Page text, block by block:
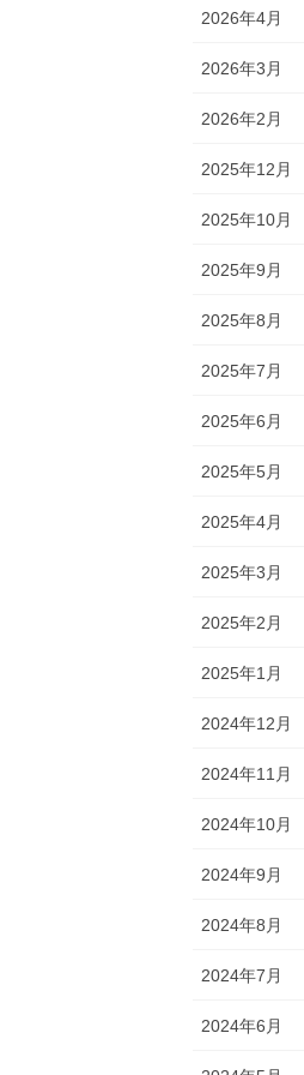
2026年4月
2026年3月
2026年2月
2025年12月
2025年10月
2025年9月
2025年8月
2025年7月
2025年6月
2025年5月
2025年4月
2025年3月
2025年2月
2025年1月
2024年12月
2024年11月
2024年10月
2024年9月
2024年8月
2024年7月
2024年6月